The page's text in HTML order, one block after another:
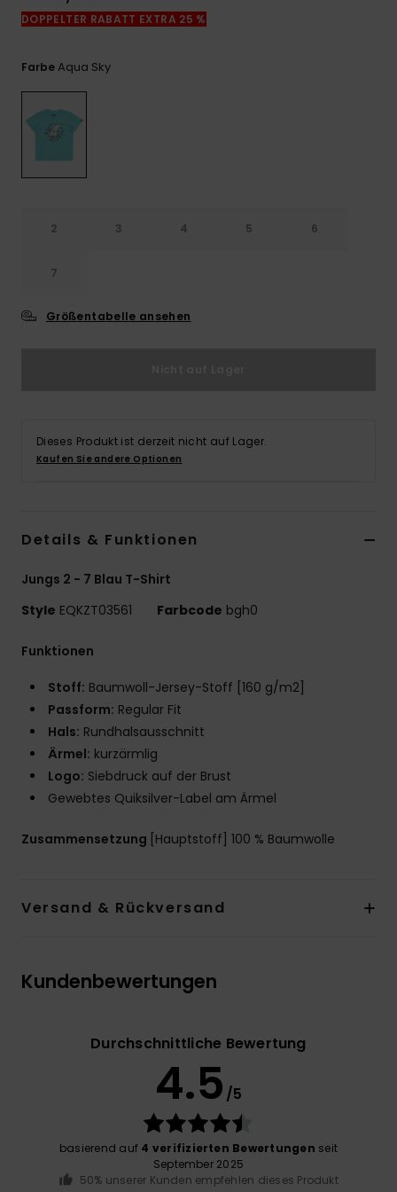
DOPPELTER RABATT EXTRA 25 %
FarbeAqua Sky
2 3 4 5 6
7
Größentabelle ansehen
Dieses Produkt ist derzeit nicht auf Lager.
Kaufen Sie andere Optionen
Details & Funktionen
Jungs 2 - 7 Blau T-Shirt
Style EQKZT03561 Farbcode bgh0
Funktionen
Stoff: Baumwoll-Jersey-Stoff [160 g/m2]
Passform: Regular Fit
Hals: Rundhalsausschnitt
Ärmel: kurzärmlig
Logo: Siebdruck auf der Brust
Gewebtes Quiksilver-Label am Ärmel
Zusammensetzung [Hauptstoff] 100 % Baumwolle
Versand & Rückversand
Kundenbewertungen
Durchschnittliche Bewertung
4.5 /5
basierend auf 4 verifizierten Bewertungen seit
September 2025
50% unserer Kunden empfehlen dieses Produkt